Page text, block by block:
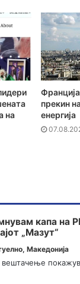
на
прекин
енергија
капа на
„Мазут“
, Македонија